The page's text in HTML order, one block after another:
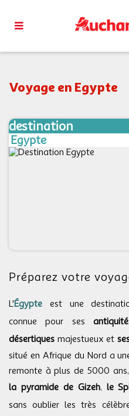
Voyage en Egypte
destination
Egypte
Préparez votre
L'Égypte est une
connue pour ses
désertiques majestueux et
situé en Afrique du Nord a
remonte à plus de 5000
la pyramide de Gizeh, le
sans oublier les très